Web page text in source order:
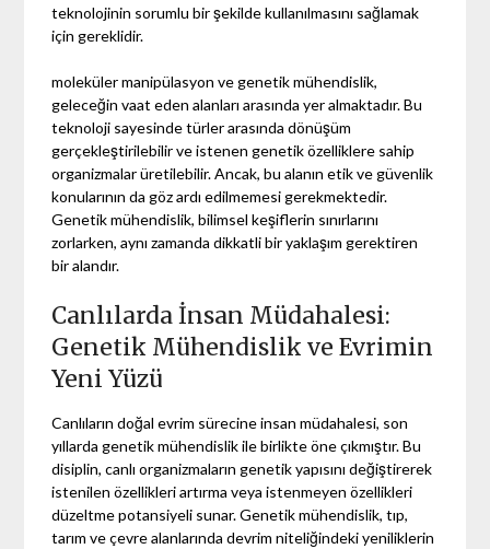
teknolojinin sorumlu bir şekilde kullanılmasını sağlamak
için gereklidir.
moleküler manipülasyon ve genetik mühendislik,
geleceğin vaat eden alanları arasında yer almaktadır. Bu
teknoloji sayesinde türler arasında dönüşüm
gerçekleştirilebilir ve istenen genetik özelliklere sahip
organizmalar üretilebilir. Ancak, bu alanın etik ve güvenlik
konularının da göz ardı edilmemesi gerekmektedir.
Genetik mühendislik, bilimsel keşiflerin sınırlarını
zorlarken, aynı zamanda dikkatli bir yaklaşım gerektiren
bir alandır.
Canlılarda İnsan Müdahalesi:
Genetik Mühendislik ve Evrimin
Yeni Yüzü
Canlıların doğal evrim sürecine insan müdahalesi, son
yıllarda genetik mühendislik ile birlikte öne çıkmıştır. Bu
disiplin, canlı organizmaların genetik yapısını değiştirerek
istenilen özellikleri artırma veya istenmeyen özellikleri
düzeltme potansiyeli sunar. Genetik mühendislik, tıp,
tarım ve çevre alanlarında devrim niteliğindeki yeniliklerin